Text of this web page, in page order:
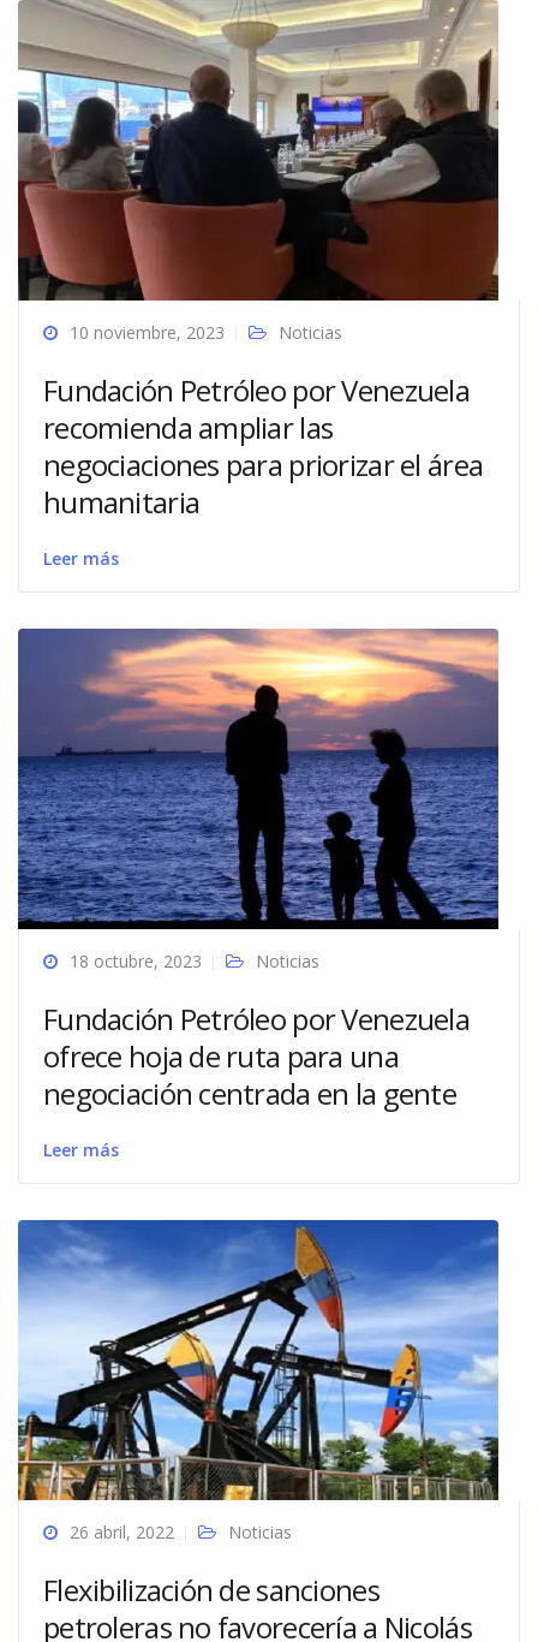
10 noviembre, 2023 Noticias
Fundación Petróleo por Venezuela
recomienda ampliar las
negociaciones para priorizar el área
humanitaria
Leer más
18 octubre, 2023 Noticias
Fundación Petróleo por Venezuela
ofrece hoja de ruta para una
negociación centrada en la gente
Leer más
26 abril, 2022 Noticias
Flexibilización de sanciones
petroleras no favorecería a Nicolás